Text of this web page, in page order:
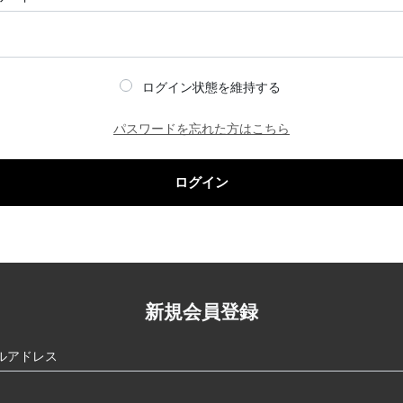
ログイン状態を維持する
パスワードを忘れた方はこちら
ログイン
新規会員登録
アドレス